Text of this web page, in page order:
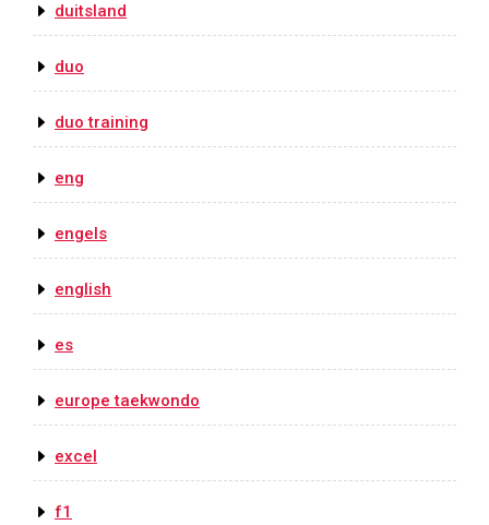
duitsland
duo
duo training
eng
engels
english
es
europe taekwondo
excel
f1